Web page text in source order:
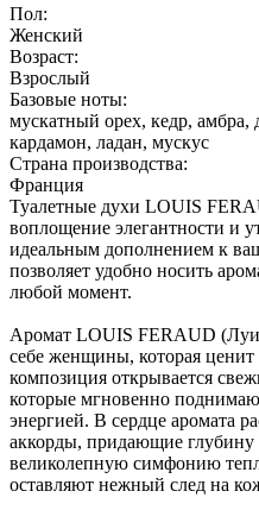
Пол:
Женский
Возраст:
Взрослый
Базовые ноты:
мускатный орех, кедр, амбра,
кардамон, ладан, мускус
Страна производства:
Франция
Туалетные духи LOUIS
воплощение элегантности и
идеальным дополнением к
позволяет удобно носить
любой момент.
Аромат LOUIS FERAUD (Луи
себе женщины, которая
композиция открывается
которые мгновенно
энергией. В сердце аромата
аккорды, придающие глубину
великолепную симфонию
оставляют нежный след на